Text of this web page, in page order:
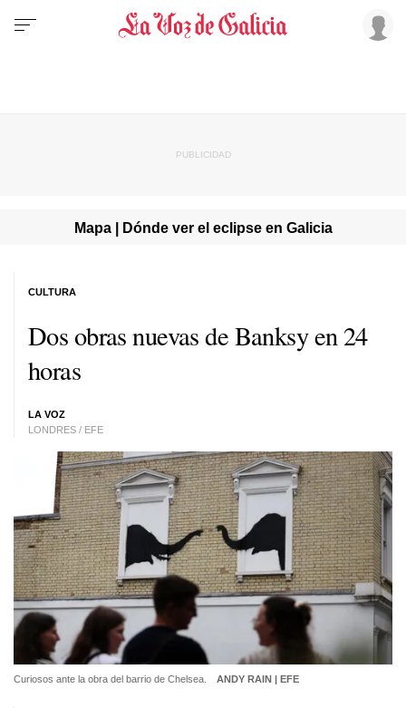
Mapa | Dónde ver el eclipse en Galicia
Dos obras nuevas de Banksy en 24
horas
LA VOZ
LONDRES / EFE
CULTURA
Curiosos ante la obra del barrio de Chelsea. ANDY RAIN | EFE